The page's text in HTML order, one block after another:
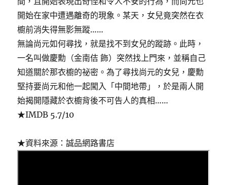
開始在家中遭遇離奇的現象。某天，女兒竟突然在衣
櫥前消失得無影無蹤……
無論尚元如何尋找，就是找不到女兒的蹤跡。此時，
一名叫做慶勳（金南佶 飾）突然找上門來，並稱自己
知道關於那衣櫥的祕密。為了尋找尚元的女兒，慶勳
堅持要尚元和他一起闖入「中間地帶」，於是兩人開
始揭開隱藏於衣櫥背後不可告人的真相……
★IMDB 5.7/10
★資料來源：誠品網路書店